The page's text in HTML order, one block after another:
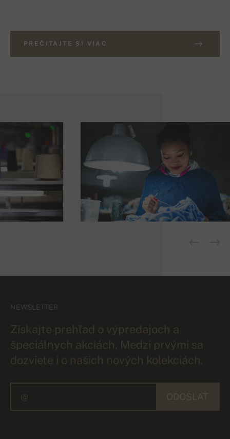
PREČITAJTE SI VIAC
NEWSLETTER
Získajte prehľad o výpredajoch a
špeciálnych akciách. Medzi prvými sa
dozviete i o našich nových kolekciách.